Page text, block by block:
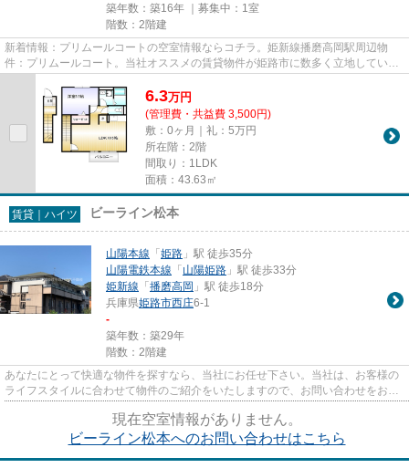
築年数：築16年 ｜募集中： 1室
階数：2階建
新着情報：プリムールコートの空室情報ならコチラ。姫新線播磨高岡駅周辺物
件：プリムールコート。当社オススメの賃貸物件が姫路市に数多く立地していま
す。多種多様な物件を取り扱っ...
6.3万円
(管理費・共益費 3,500円)
敷：0ヶ月｜礼：5万円
所在階：2階
間取り：1LDK
面積：43.63㎡
賃貸｜ハイツ ビーライン松本
山陽本線 「姫路 」駅 徒歩35分
山陽電鉄本線 「山陽姫路 」駅 徒歩33分
姫新線 「播磨高岡 」駅 徒歩18分
兵庫県姫路市西庄6-1
-
築年数：築29年
階数：2階建
あなたにとって快適な物件を探すなら、当社にお任せ下さい。当社は、お客様の
ライフスタイルに合わせて物件のご紹介をいたしますので、お問い合わせをお待
ちしております。
現在空室情報がありません。
ビーライン松本へのお問い合わせはこちら